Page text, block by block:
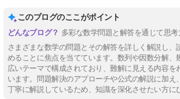
このブログのここがポイント
多彩な数学問題と解答を通じて思
さまざまな数学の問題とその解答を詳しく解説し、
めることに焦点を当てています。数列や因数分解、
広いテーマで構成されており、難解に見える内容を
います。問題解決のアプローチや公式の解説に加え
丁寧に解説しているため、知識を深化させたい方に